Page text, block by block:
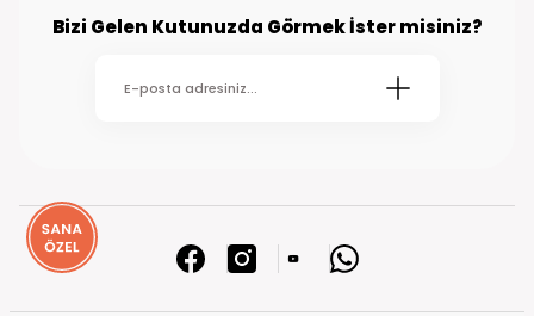
Bizi Gelen Kutunuzda Görmek İster misiniz?